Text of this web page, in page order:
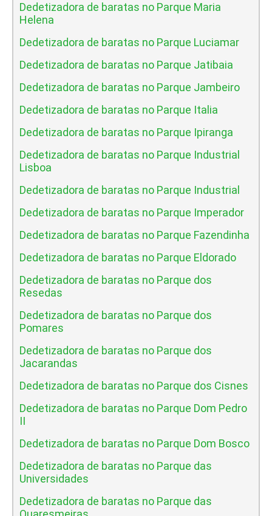
Dedetizadora de baratas no Parque Maria
Helena
Dedetizadora de baratas no Parque Luciamar
Dedetizadora de baratas no Parque Jatibaia
Dedetizadora de baratas no Parque Jambeiro
Dedetizadora de baratas no Parque Italia
Dedetizadora de baratas no Parque Ipiranga
Dedetizadora de baratas no Parque Industrial
Lisboa
Dedetizadora de baratas no Parque Industrial
Dedetizadora de baratas no Parque Imperador
Dedetizadora de baratas no Parque Fazendinha
Dedetizadora de baratas no Parque Eldorado
Dedetizadora de baratas no Parque dos
Resedas
Dedetizadora de baratas no Parque dos
Pomares
Dedetizadora de baratas no Parque dos
Jacarandas
Dedetizadora de baratas no Parque dos Cisnes
Dedetizadora de baratas no Parque Dom Pedro
II
Dedetizadora de baratas no Parque Dom Bosco
Dedetizadora de baratas no Parque das
Universidades
Dedetizadora de baratas no Parque das